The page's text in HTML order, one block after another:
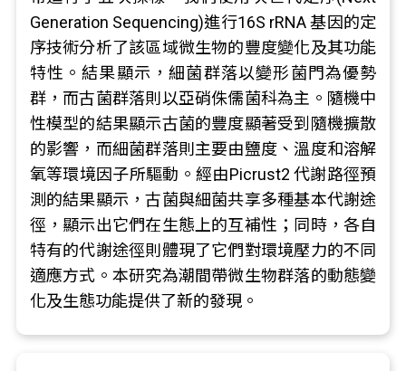
Generation Sequencing)進行16S rRNA 基因的定
序技術分析了該區域微生物的豐度變化及其功能
特性。結果顯示，細菌群落以變形菌門為優勢
群，而古菌群落則以亞硝侏儒菌科為主。隨機中
性模型的結果顯示古菌的豐度顯著受到隨機擴散
的影響，而細菌群落則主要由鹽度、溫度和溶解
氧等環境因子所驅動。經由Picrust2 代謝路徑預
測的結果顯示，古菌與細菌共享多種基本代謝途
徑，顯示出它們在生態上的互補性；同時，各自
特有的代謝途徑則體現了它們對環境壓力的不同
適應方式。本研究為潮間帶微生物群落的動態變
化及生態功能提供了新的發現。